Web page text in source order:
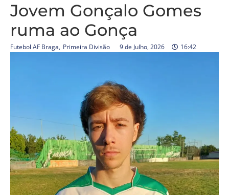
Jovem Gonçalo Gomes
ruma ao Gonça
Futebol AF Braga, Primeira Divisão 9 de Julho, 2026 16:42